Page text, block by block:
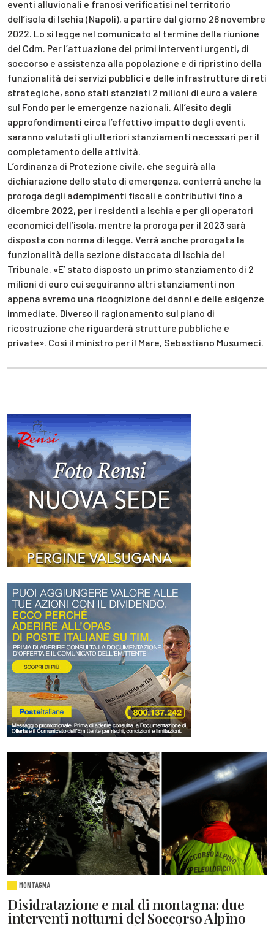
eventi alluvionali e franosi verificatisi nel territorio
dell’isola di Ischia (Napoli), a partire dal giorno 26 novembre
2022. Lo si legge nel comunicato al termine della riunione
del Cdm. Per l’attuazione dei primi interventi urgenti, di
soccorso e assistenza alla popolazione e di ripristino della
funzionalità dei servizi pubblici e delle infrastrutture di reti
strategiche, sono stati stanziati 2 milioni di euro a valere
sul Fondo per le emergenze nazionali. All’esito degli
approfondimenti circa l’effettivo impatto degli eventi,
saranno valutati gli ulteriori stanziamenti necessari per il
completamento delle attività.
L’ordinanza di Protezione civile, che seguirà alla
dichiarazione dello stato di emergenza, conterrà anche la
proroga degli adempimenti fiscali e contributivi fino a
dicembre 2022, per i residenti a Ischia e per gli operatori
economici dell’isola, mentre la proroga per il 2023 sarà
disposta con norma di legge. Verrà anche prorogata la
funzionalità della sezione distaccata di Ischia del
Tribunale. «E’ stato disposto un primo stanziamento di 2
milioni di euro cui seguiranno altri stanziamenti non
appena avremo una ricognizione dei danni e delle esigenze
immediate. Diverso il ragionamento sul piano di
ricostruzione che riguarderà strutture pubbliche e
private». Così il ministro per il Mare, Sebastiano Musumeci.
MONTAGNA
Disidratazione e mal di montagna: due
interventi notturni del Soccorso Alpino